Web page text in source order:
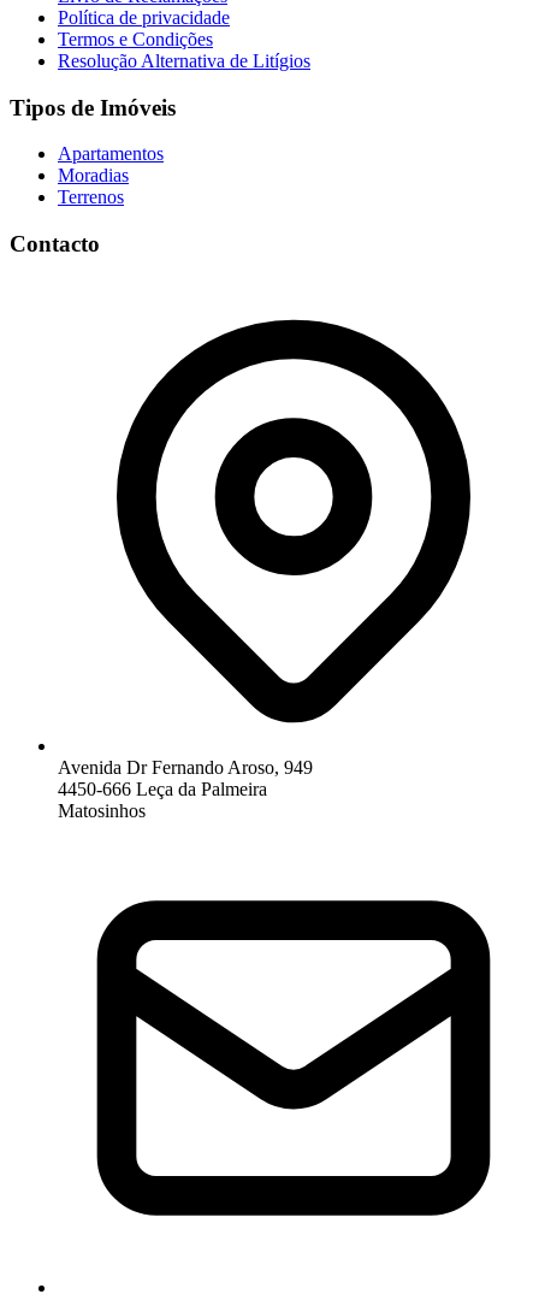
Política de privacidade
Termos e Condições
Resolução Alternativa de Litígios
Tipos de Imóveis
Apartamentos
Moradias
Terrenos
Contacto
Avenida Dr Fernando Aroso, 949
4450-666 Leça da Palmeira
Matosinhos